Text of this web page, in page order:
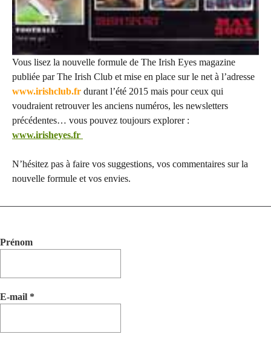
Vous lisez la nouvelle formule de The Irish Eyes magazine
publiée par The Irish Club et mise en place sur le net à l’adresse
www.irishclub.fr durant l’été 2015 mais pour ceux qui
voudraient retrouver les anciens numéros, les newsletters
précédentes… vous pouvez toujours explorer :
www.irisheyes.fr
N’hésitez pas à faire vos suggestions, vos commentaires sur la
nouvelle formule et vos envies.
Prénom
E-mail *